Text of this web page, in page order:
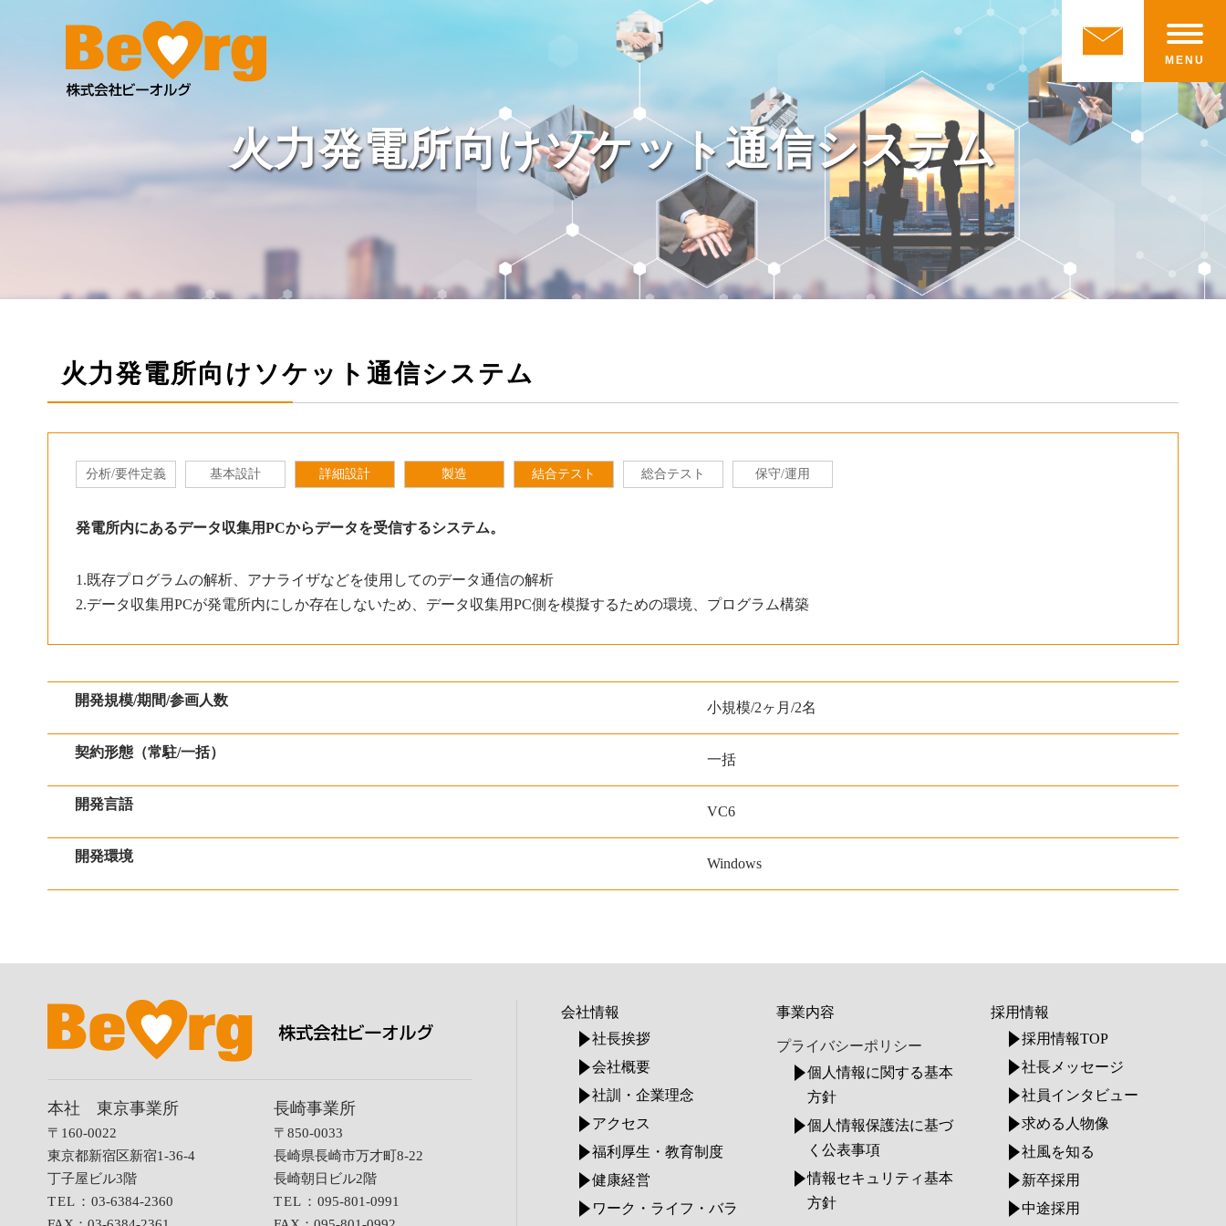
MENU
火力発電所向けソケット通信システム
火力発電所向けソケット通信システム
分析/要件定義 基本設計 詳細設計 製造 結合テスト 総合テスト 保守/運用
発電所内にあるデータ収集用PCからデータを受信するシステム。
1.既存プログラムの解析、アナライザなどを使用してのデータ通信の解析
2.データ収集用PCが発電所内にしか存在しないため、データ収集用PC側を模擬するための環境、プログラム構築
開発規模/期間/参画人数 小規模/2ヶ月/2名
契約形態（常駐/一括） 一括
開発言語 VC6
開発環境 Windows
本社 東京事業所
〒160-0022
東京都新宿区新宿1-36-4
丁子屋ビル3階
TEL： 03-6384-2360
長崎事業所
〒850-0033
長崎県長崎市万才町8-22
長崎朝日ビル2階
TEL：095-801-0991
会社情報
社長挨拶
会社概要
社訓・企業理念
アクセス
福利厚生・教育制度
健康経営
ワーク・ライフ・バラ
事業内容
プライバシーポリシー
個人情報に関する基本
方針
個人情報保護法に基づ
く公表事項
情報セキュリティ基本
方針
採用情報
採用情報TOP
社長メッセージ
社員インタビュー
求める人物像
社風を知る
新卒採用
中途採用